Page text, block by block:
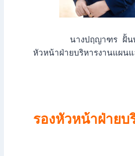
นางปฤญาฑร ฝั้น
หัวหน้าฝ่ายบริหารงานแผน
รองหัวหน้าฝ่ายบ